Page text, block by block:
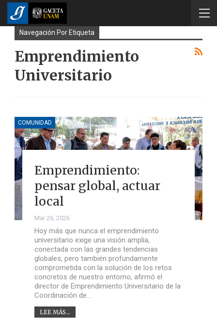
Navegación Por Etiqueta
Emprendimiento
Universitario
COMUNIDAD
Emprendimiento:
pensar global, actuar
local
Mar 26, 2026
Hoy más que nunca el emprendimiento
universitario exige una visión amplia,
conectada con las grandes tendencias
globales, pero también profundamente
comprometida con la solución de los retos
concretos de nuestro entorno, afirmó el
director de Emprendimiento Universitario de la
Coordinación de…
LEE MÁS...